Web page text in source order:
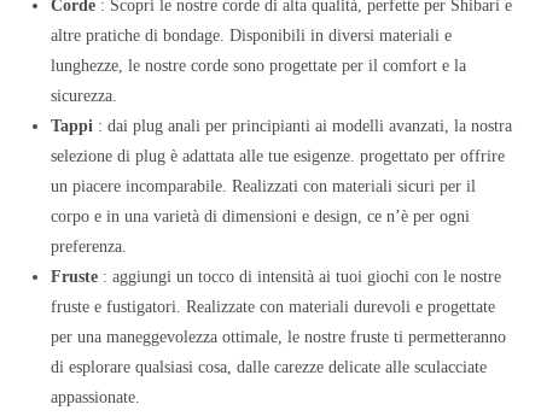
Corde : Scopri le nostre corde di alta qualità, perfette per Shibari e
altre pratiche di bondage. Disponibili in diversi materiali e
lunghezze, le nostre corde sono progettate per il comfort e la
sicurezza.
Tappi : dai plug anali per principianti ai modelli avanzati, la nostra
selezione di plug è adattata alle tue esigenze. progettato per offrire
un piacere incomparabile. Realizzati con materiali sicuri per il
corpo e in una varietà di dimensioni e design, ce n’è per ogni
preferenza.
Fruste : aggiungi un tocco di intensità ai tuoi giochi con le nostre
fruste e fustigatori. Realizzate con materiali durevoli e progettate
per una maneggevolezza ottimale, le nostre fruste ti permetteranno
di esplorare qualsiasi cosa, dalle carezze delicate alle sculacciate
appassionate.